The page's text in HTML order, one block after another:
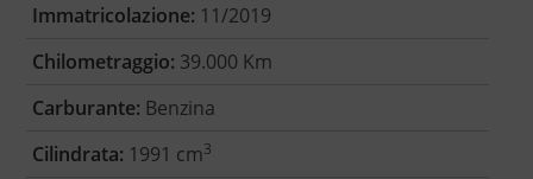
Immatricolazione: 11/2019
Chilometraggio: 39.000 Km
Carburante: Benzina
Cilindrata: 1991 cm3